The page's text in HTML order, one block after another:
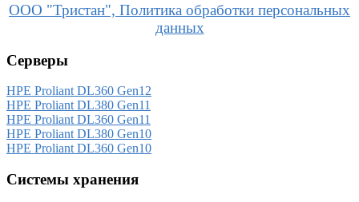
ООО "Тристан", Политика обработки персональных
данных
Серверы
HPE Proliant DL360 Gen12
HPE Proliant DL380 Gen11
HPE Proliant DL360 Gen11
HPE Proliant DL380 Gen10
HPE Proliant DL360 Gen10
Системы хранения